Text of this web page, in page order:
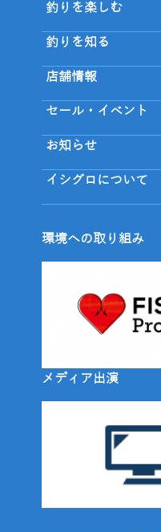
釣りを楽しむ
釣りを知る
店舗情報
セール・イベント
お知らせ
イシグロについて
環境への取り組み
メディア出演